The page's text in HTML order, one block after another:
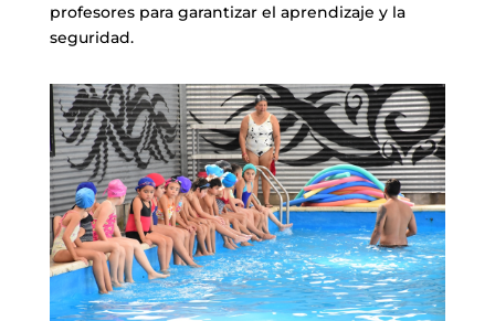
profesores para garantizar el aprendizaje y la
seguridad.